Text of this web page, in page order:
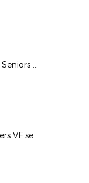
50e Coupe Atlantique Seniors : Retour sur la victoire de l'ASPTT Nantes en 1982
Les joueuses des Herbiers VF sensibilisées au football adapté